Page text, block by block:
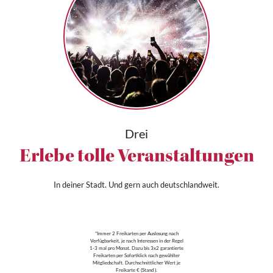
Drei
Erlebe tolle Veranstaltungen
In deiner Stadt. Und gern auch deutschlandweit.
*Immer 2 Freikarten per Auslosung nach
Verfügbarkeit, je nach Interessen in der Regel
1-3 mal pro Monat. Dazu bis 3x2 garantierte
Freikarten per Sofortklick nach gewählter
Mitgliedschaft. Durchschnittlicher Wert je
Freikarte € (Stand ).